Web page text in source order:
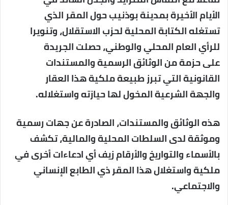
الأيام الأخيرة بمدينة بوذنيب حول المقر الذي
تستغله الكتابة المحلية لحزب الاستقلال، وتنويرا
للرأي العام المحلي والوطني، حصلت الجريدة
على حزمة من الوثائق الرسمية والمستندات
القانونية التي تبرز طبيعة ملكية هذا العقار
والجهة الشرعية المخول لها حيازته واستغلاله.
هذه الوثائق والمستندات، الصادرة عن جهات رسمية
وموثقة لدى السلطات المحلية والمالية، تكشف
بالأسماء والتواريخ والأرقام زيف أي ادعاءات أخرى في
ملكية واستغلال هذا المقر ذي الطابع الإنساني
والاجتماعي.